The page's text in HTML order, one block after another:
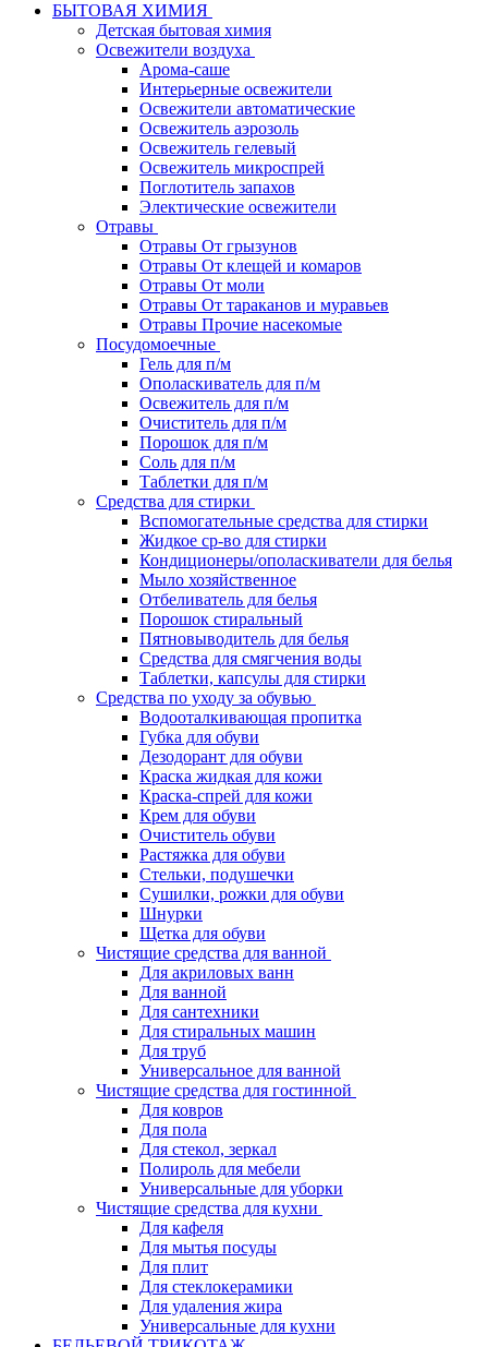
БЫТОВАЯ ХИМИЯ
Детская бытовая химия
Освежители воздуха
Арома-саше
Интерьерные освежители
Освежители автоматические
Освежитель аэрозоль
Освежитель гелевый
Освежитель микроспрей
Поглотитель запахов
Электические освежители
Отравы
Отравы От грызунов
Отравы От клещей и комаров
Отравы От моли
Отравы От тараканов и муравьев
Отравы Прочие насекомые
Посудомоечные
Гель для п/м
Ополаскиватель для п/м
Освежитель для п/м
Очиститель для п/м
Порошок для п/м
Соль для п/м
Таблетки для п/м
Средства для стирки
Вспомогательные средства для стирки
Жидкое ср-во для стирки
Кондиционеры/ополаскиватели для белья
Мыло хозяйственное
Отбеливатель для белья
Порошок стиральный
Пятновыводитель для белья
Средства для смягчения воды
Таблетки, капсулы для стирки
Средства по уходу за обувью
Водооталкивающая пропитка
Губка для обуви
Дезодорант для обуви
Краска жидкая для кожи
Краска-спрей для кожи
Крем для обуви
Очиститель обуви
Растяжка для обуви
Стельки, подушечки
Сушилки, рожки для обуви
Шнурки
Щетка для обуви
Чистящие средства для ванной
Для акриловых ванн
Для ванной
Для сантехники
Для стиральных машин
Для труб
Универсальное для ванной
Чистящие средства для гостинной
Для ковров
Для пола
Для стекол, зеркал
Полироль для мебели
Универсальные для уборки
Чистящие средства для кухни
Для кафеля
Для мытья посуды
Для плит
Для стеклокерамики
Для удаления жира
Универсальные для кухни